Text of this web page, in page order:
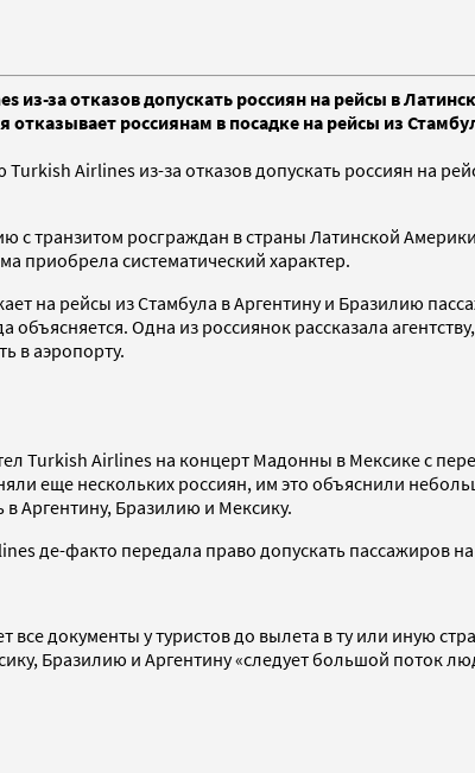
за отказов допускать россиян на рейсы в
россиянам в посадке на рейсы из
Airlines из-за отказов допускать россиян на
с транзитом росграждан в страны Латинской
приобрела систематический характер.
на рейсы из Стамбула в Аргентину и Бразилию
объясняется. Одна из россиянок рассказала
в аэропорту.
Turkish Airlines на концерт Мадонны в Мексике с
еще нескольких россиян, им это объяснили
Аргентину, Бразилию и Мексику.
де-факто передала право допускать пассажиров
документы у туристов до вылета в ту или иную
Бразилию и Аргентину «следует большой поток